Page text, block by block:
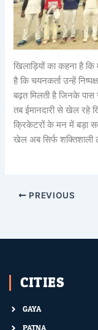
खिलाड़ियों का कहना है
है कि चयनकर्ता उन्हें
बढ़त मिलती है जिनके पास
तब ईमानदारी से खेल रहे
क्रिकेटरों के मन में बड़ा
खेल अब सिर्फ शक्तिशाली
PREVIOUS
CITIES
GAYA